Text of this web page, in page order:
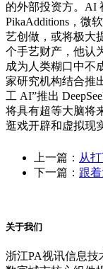
的外部投资方。AI
PikaAdditions，微
艺创做，或将极大
个手艺财产，他认
成为人类糊口中不
家研究机构结合推
工 AI”推出
将具有超等大脑将
逛戏开辟和虚拟现
上一篇： 从打
下一篇： 跟
关于我们
浙江PA视讯信息技